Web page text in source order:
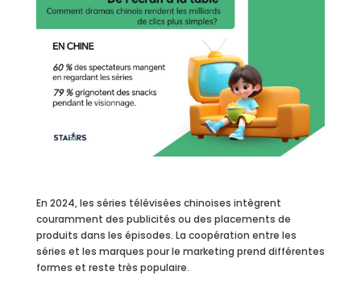
En 2024, les séries télévisées chinoises intègrent
couramment des publicités ou des placements de
produits dans les épisodes. La coopération entre les
séries et les marques pour le marketing prend différentes
formes et reste très populaire.